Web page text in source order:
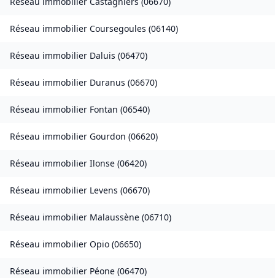
Réseau immobilier Coursegoules (06140)
Réseau immobilier Daluis (06470)
Réseau immobilier Duranus (06670)
Réseau immobilier Fontan (06540)
Réseau immobilier Gourdon (06620)
Réseau immobilier Ilonse (06420)
Réseau immobilier Levens (06670)
Réseau immobilier Malaussène (06710)
Réseau immobilier Opio (06650)
Réseau immobilier Péone (06470)